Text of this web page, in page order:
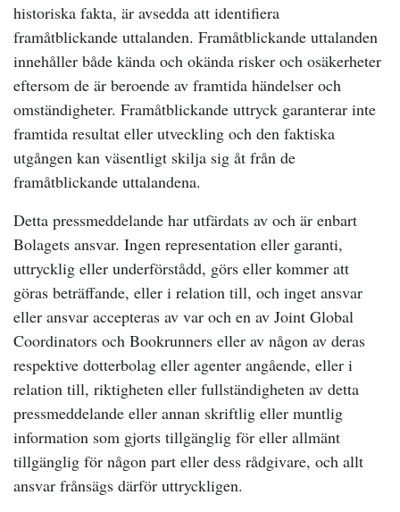
historiska fakta, är avsedda att identifiera
framåtblickande uttalanden. Framåtblickande uttalanden
innehåller både kända och okända risker och osäkerheter
eftersom de är beroende av framtida händelser och
omständigheter. Framåtblickande uttryck garanterar inte
framtida resultat eller utveckling och den faktiska
utgången kan väsentligt skilja sig åt från de
framåtblickande uttalandena.
Detta pressmeddelande har utfärdats av och är enbart
Bolagets ansvar. Ingen representation eller garanti,
uttrycklig eller underförstådd, görs eller kommer att
göras beträffande, eller i relation till, och inget ansvar
eller ansvar accepteras av var och en av Joint Global
Coordinators och Bookrunners eller av någon av deras
respektive dotterbolag eller agenter angående, eller i
relation till, riktigheten eller fullständigheten av detta
pressmeddelande eller annan skriftlig eller muntlig
information som gjorts tillgänglig för eller allmänt
tillgänglig för någon part eller dess rådgivare, och allt
ansvar frånsägs därför uttryckligen.